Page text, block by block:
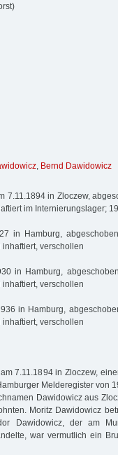
, Bernd Dawidowicz
7.11.1894 in Zloczew,
im Internierungslager;
in Hamburg,
verschollen
in Hamburg,
verschollen
in Hamburg,
verschollen
7.11.1894 in Zloczew,
Melderegister von
Dawidowicz aus
Moritz Dawidowicz
Dawidowicz, der am
war vermutlich ein